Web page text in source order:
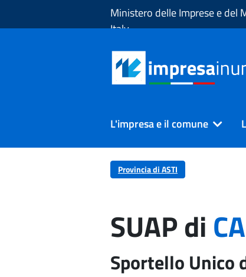
Ministero delle Imprese e del
Italy
L'impresa e il comune
Provincia di ASTI
SUAP di
Sportello